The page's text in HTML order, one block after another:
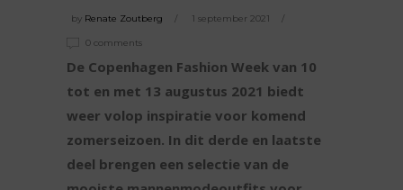
by Renate Zoutberg 1 september 2021
0 comments
De Copenhagen Fashion Week van 10
tot en met 13 augustus 2021 biedt
weer volop inspiratie voor komend
zomerseizoen. In dit derde en laatste
deel brengen een selectie van de